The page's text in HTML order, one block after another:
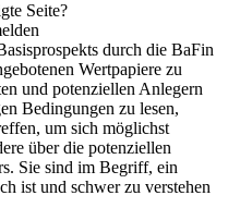
Seite?
durch die BaFin
Wertpapiere zu
und potenziellen Anlegern
Bedingungen zu lesen,
um sich möglichst
über die potenziellen
Sie sind im Begriff, ein
ist und schwer zu verstehen